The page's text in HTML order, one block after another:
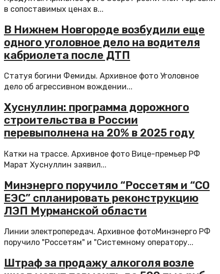
в сопоставимых ценах в...
В Нижнем Новгороде возбудили еще
одного уголовное дело на водителя
кабриолета после ДТП
Статуя богини Фемиды. Архивное фото Уголовное
дело об агрессивном вождении...
Хуснуллин: программа дорожного
строительства в России
перевыполнена на 20% в 2025 году
Катки на трассе. Архивное фото Вице-премьер РФ
Марат Хуснуллин заявил...
Минэнерго поручило “Россетям и “СО
ЕЭС” спланировать реконструкцию
ЛЭП Мурманской области
Линии электропередач. Архивное фотоМинэнерго РФ
поручило "Россетям" и "Системному оператору...
Штраф за продажу алкоголя возле